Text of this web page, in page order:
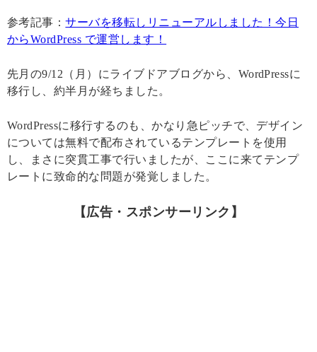
参考記事：サーバを移転しリニューアルしました！今日
からWordPress で運営します！
先月の9/12（月）にライブドアブログから、WordPressに
移行し、約半月が経ちました。
WordPressに移行するのも、かなり急ピッチで、デザイン
については無料で配布されているテンプレートを使用
し、まさに突貫工事で行いましたが、ここに来てテンプ
レートに致命的な問題が発覚しました。
【広告・スポンサーリンク】